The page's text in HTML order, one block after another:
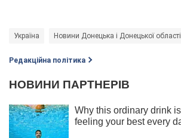
Україна Новини Донецька і Донецької області
Редакційна політика